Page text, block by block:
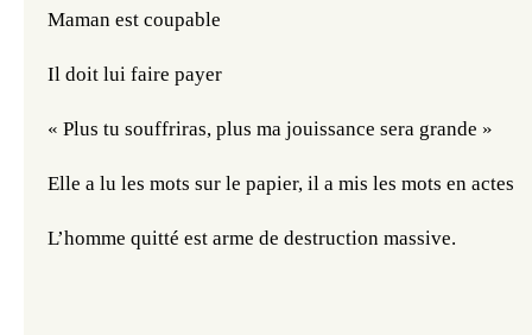
Maman est coupable
Il doit lui faire payer
« Plus tu souffriras, plus ma jouissance sera grande »
Elle a lu les mots sur le papier, il a mis les mots en actes
L’homme quitté est arme de destruction massive.